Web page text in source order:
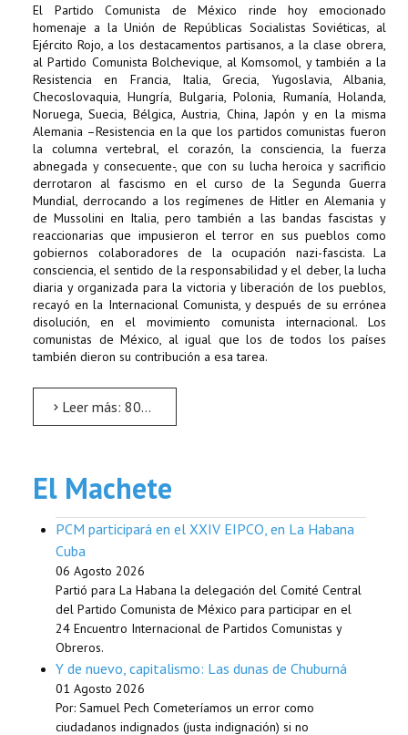
El Partido Comunista de México rinde hoy emocionado
homenaje a la Unión de Repúblicas Socialistas Soviéticas, al
Ejército Rojo, a los destacamentos partisanos, a la clase obrera,
al Partido Comunista Bolchevique, al Komsomol, y también a la
Resistencia en Francia, Italia, Grecia, Yugoslavia, Albania,
Checoslovaquia, Hungría, Bulgaria, Polonia, Rumanía, Holanda,
Noruega, Suecia, Bélgica, Austria, China, Japón y en la misma
Alemania –Resistencia en la que los partidos comunistas fueron
la columna vertebral, el corazón, la consciencia, la fuerza
abnegada y consecuente-, que con su lucha heroica y sacrificio
derrotaron al fascismo en el curso de la Segunda Guerra
Mundial, derrocando a los regímenes de Hitler en Alemania y
de Mussolini en Italia, pero también a las bandas fascistas y
reaccionarias que impusieron el terror en sus pueblos como
gobiernos colaboradores de la ocupación nazi-fascista. La
consciencia, el sentido de la responsabilidad y el deber, la lucha
diaria y organizada para la victoria y liberación de los pueblos,
recayó en la Internacional Comunista, y después de su errónea
disolución, en el movimiento comunista internacional. Los
comunistas de México, al igual que los de todos los países
también dieron su contribución a esa tarea.
Leer más: 80 años de la gran victoria antifascista de los pueblos
El Machete
PCM participará en el XXIV EIPCO, en La Habana
Cuba
06 Agosto 2026
Partió para La Habana la delegación del Comité Central
del Partido Comunista de México para participar en el
24 Encuentro Internacional de Partidos Comunistas y
Obreros.
Y de nuevo, capitalismo: Las dunas de Chuburná
01 Agosto 2026
Por: Samuel Pech Cometeríamos un error como
ciudadanos indignados (justa indignación) si no